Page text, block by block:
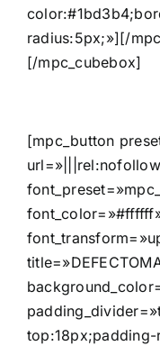
radius:5px;»][/
[/mpc_cubebox]
[mpc_button